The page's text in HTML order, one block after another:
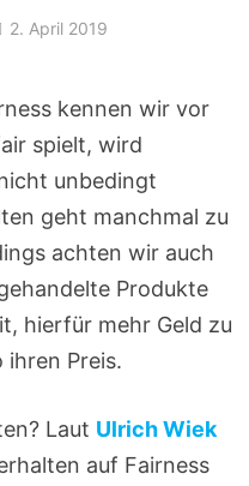
2. April 2019
kennen wir vor
spielt, wird
unbedingt
geht manchmal zu
achten wir auch
Produkte
hierfür mehr Geld zu
ihren Preis.
Laut Ulrich Wiek
auf Fairness